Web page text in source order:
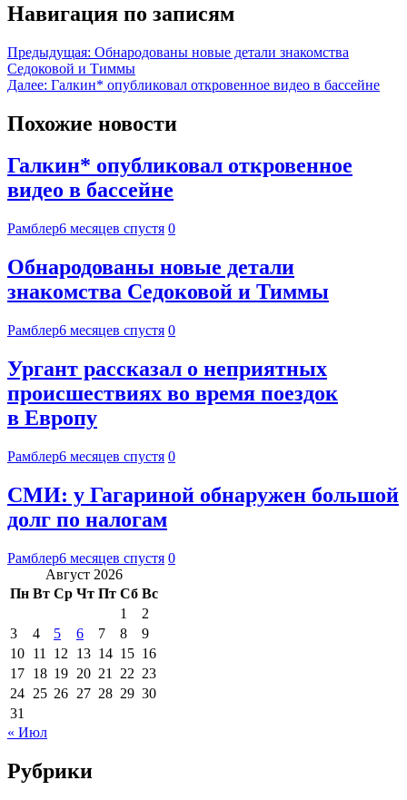
Навигация по записям
Предыдущая: Обнародованы новые детали знакомства
Седоковой и Тиммы
Далее: Галкин* опубликовал откровенное видео в бассейне
Похожие новости
Галкин* опубликовал откровенное
видео в бассейне
Рамблер6 месяцев спустя 0
Обнародованы новые детали
знакомства Седоковой и Тиммы
Рамблер6 месяцев спустя 0
Ургант рассказал о неприятных
происшествиях во время поездок
в Европу
Рамблер6 месяцев спустя 0
СМИ: у Гагариной обнаружен большой
долг по налогам
Рамблер6 месяцев спустя 0
Август 2026
Пн Вт Ср Чт Пт Сб Вс
1
2
3
4 5 6 7 8
9
10 11 12 13 14 15 16
17 18 19 20 21 22 23
24 25 26 27 28 29 30
31
« Июл
Рубрики